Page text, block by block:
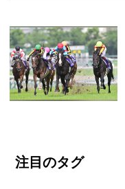
注目のタグ